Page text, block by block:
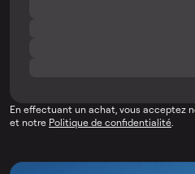
En effectuant un achat, vous acceptez
et notre Politique de confidentialité.